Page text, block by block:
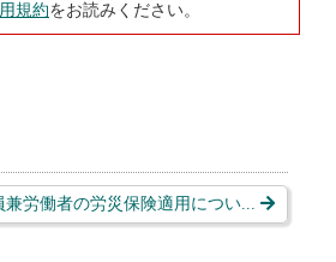
規約をお読みください。
兼労働者の労災保険適用につい...